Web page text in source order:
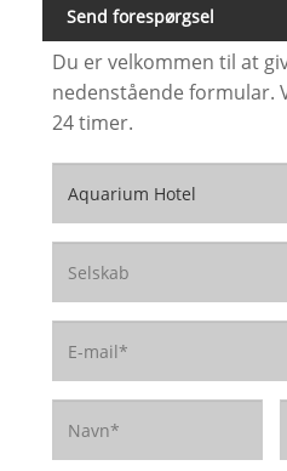
Send forespørgsel
Du er velkommen til at
nedenstående formular.
24 timer.